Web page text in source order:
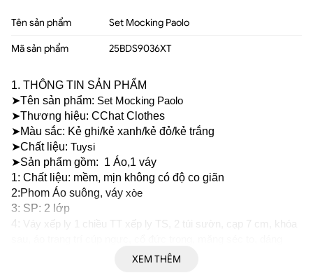
Tên sản phẩm Set Mocking Paolo
Mã sản phẩm 25BDS9036XT
1. THÔNG TIN SẢN PHẨM
➤Tên sản phẩm: Set Mocking Paolo
➤Thương hiệu: CChat Clothes
➤Màu sắc: Kẻ ghi/kẻ xanh/kẻ đỏ/kẻ trắng
➤Chất liệu: Tuysi
➤Sản phẩm gồm:  1 Áo,1 váy
1: Chất liệu: mềm, mịn không có độ co giãn
2:Phom Áo suông, váy xòe
3: SP: 2 lớp
suông, cổ phối vải, gấu đuôi tôm nhẹ
XEM THÊM